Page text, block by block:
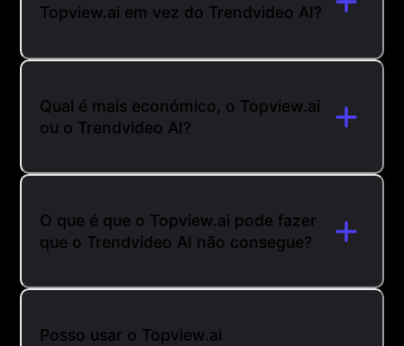
Topview.ai em vez do Trendvideo AI?
Qual é mais económico, o Topview.ai
ou o Trendvideo AI?
O que é que o Topview.ai pode fazer
que o Trendvideo AI não consegue?
Posso usar o Topview.ai